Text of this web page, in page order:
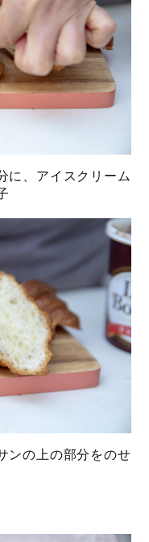
に、アイスクリーム
ンの上の部分をのせ